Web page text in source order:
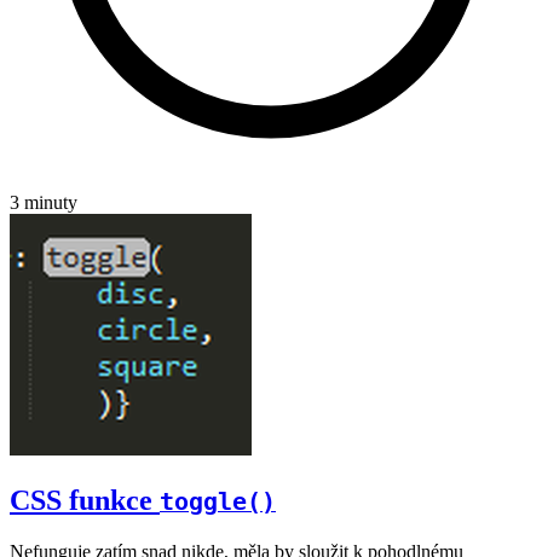
3 minuty
CSS funkce toggle()
Nefunguje zatím snad nikde, měla by sloužit k pohodlnému